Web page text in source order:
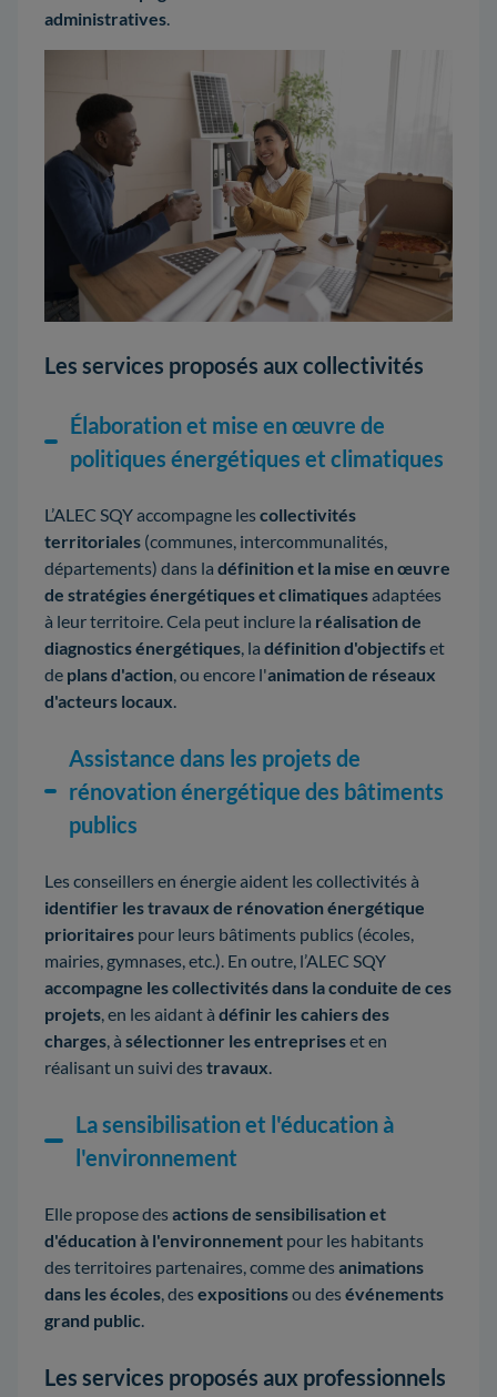
administratives
Les services proposés aux collectivités
Élaboration et mise en œuvre de
politiques énergétiques et climatiques
L’ALEC SQY accompagne lescollectivités
territoriales (communes, intercommunalités,
départements) dans la définition et la mise en œuvre
de stratégies énergétiques et climatiquesadaptées
à leur territoire. Cela peut inclure la réalisation de
diagnostics énergétiques , la définition d'objectifset
de plans d'action , ou encore l'animation de réseaux
d'acteurs locaux
Assistance dans les projets de
rénovation énergétique des bâtiments
publics
Les conseillers en énergie aident les collectivités à
identifier les travaux de rénovation énergétique
prioritaires pour leurs bâtiments publics (écoles,
mairies, gymnases, etc.). En outre, l’ALEC SQY
accompagne les collectivités dans la conduite de ces
projets , en les aidant à définir les cahiers des
charges , à sélectionner les entrepriseset en
réalisant un suivi destravaux
La sensibilisation et l'éducation à
l'environnement
Elle propose desactions de sensibilisation et
d'éducation à l'environnement pour les habitants
des territoires partenaires, comme desanimations
dans les écoles , desexpositionsou desévénements
grand public
Les services proposés aux professionnels